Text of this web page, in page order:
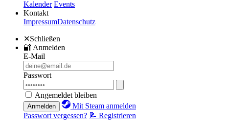
Kalender Events
Kontakt
ImpressumDatenschutz
✕Schließen
🔐 Anmelden
E-Mail
Passwort
Angemeldet bleiben
Anmelden
Mit Steam anmelden
Passwort vergessen? 📝 Registrieren